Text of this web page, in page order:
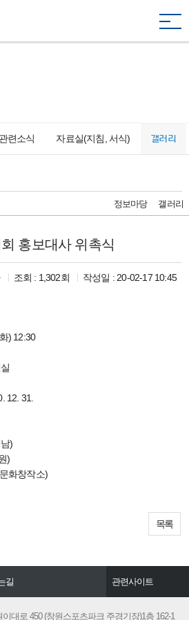
련소식 자료실(지침, 서식) 갤러리
정보마당 갤러리
홍보대사 위촉식
조회 : 1,302회 작성일 : 20-02-17 10:45
) 12:30
12. 31.
)
)
화창작소)
목록
길 관련사이트
창원시문화관광
경남관광협회
대로 450 (창원스포츠파크 주경기장)1층 162-1